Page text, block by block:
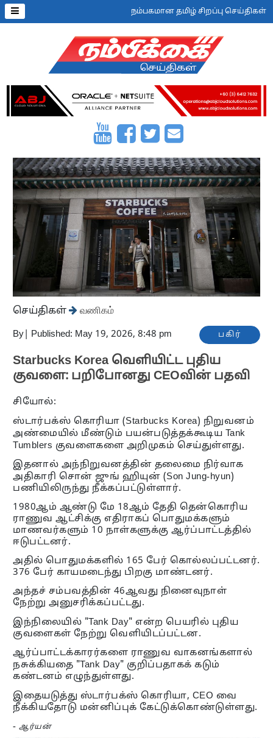
நம்பகமான தமிழ் சிறப்பு செய்திகள்
செய்திகள் வணிகம்
By Published: May 19, 2026, 8:48 pm பகிர்
Starbucks Korea வெளியிட்ட புதிய
குவளை: பறிபோனது CEOவின் பதவி
சியோல்:
ஸ்டார்பக்ஸ் கொரியா (Starbucks Korea) நிறுவனம்
அண்மையில் மீண்டும் பயன்படுத்தக்கூடிய Tank
Tumblers குவளைகளை அறிமுகம் செய்துள்ளது.
இதனால் அந்நிறுவனத்தின் தலைமை நிர்வாக
அதிகாரி சொன் ஜுங் ஹியுன் (Son Jung-hyun)
பணியிலிருந்து நீக்கப்பட்டுள்ளார்.
1980ஆம் ஆண்டு மே 18ஆம் தேதி தென்கொரிய
ராணுவ ஆட்சிக்கு எதிராகப் பொதுமக்களும்
மாணவர்களும் 10 நாள்களுக்கு ஆர்ப்பாட்டத்தில்
ஈடுபட்டனர்.
அதில் பொதுமக்களில் 165 பேர் கொல்லப்பட்டனர்.
376 பேர் காயமடைந்து பிறகு மாண்டனர்.
அந்தச் சம்பவத்தின் 46ஆவது நினைவுநாள்
நேற்று அனுசரிக்கப்பட்டது.
இந்நிலையில் "Tank Day" என்ற பெயரில் புதிய
குவளைகள் நேற்று வெளியிடப்பட்டன.
ஆர்ப்பாட்டக்காரர்களை ராணுவ வாகனங்களால்
நசுக்கியதை "Tank Day" குறிப்பதாகக் கடும்
கண்டனம் எழுந்துள்ளது.
இதையடுத்து ஸ்டார்பக்ஸ் கொரியா, CEO வை
நீக்கியதோடு மன்னிப்புக் கேட்டுக்கொண்டுள்ளது.
-ஆர்யன்